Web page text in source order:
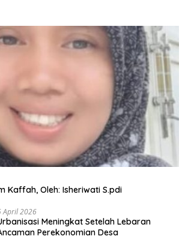
Kaffah, Oleh: Isheriwati S.pdi
April 2026
Meningkat Setelah Lebaran
Perekonomian Desa